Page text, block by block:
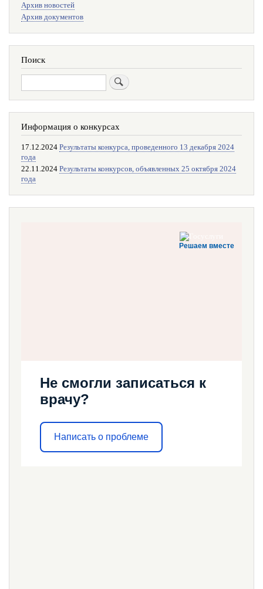
поиска
Архив новостей
Архив документов
Поиск
Поиск
Информация о конкурсах
17.12.2024 Результаты конкурса, проведенного 13 декабря 2024
года
22.11.2024 Результаты конкурсов, объявленных 25 октября 2024
года
Решаем вместе
Не смогли записаться к
врачу?
Написать о проблеме